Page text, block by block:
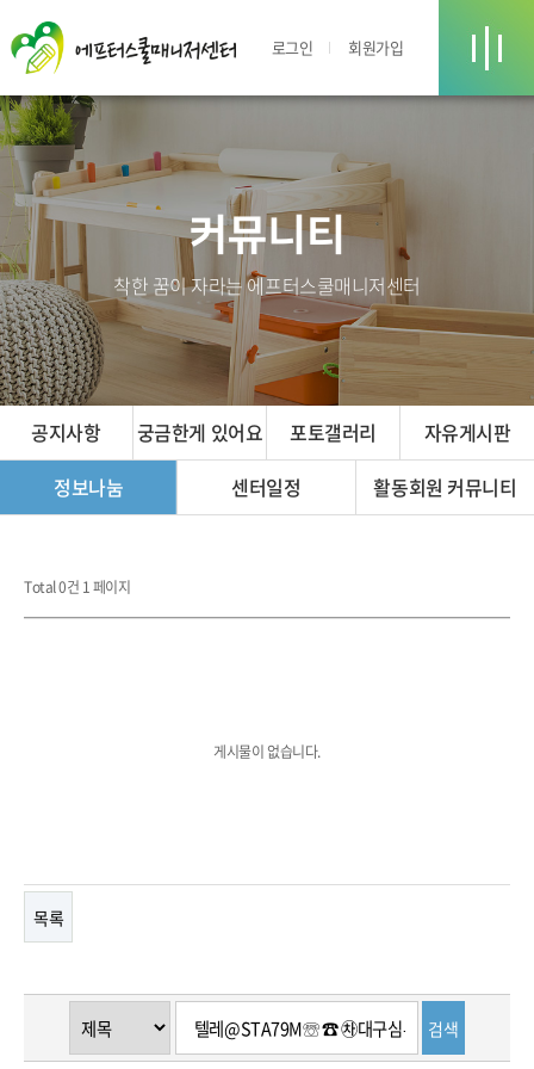
로그인 회원가입
커뮤니티
착한 꿈이 자라는 에프터스쿨매니저센터
공지사항 궁금한게 있어요 포토갤러리
자유게시판
정보나눔
센터일정 활동회원 커뮤니티
Total 0건 1 페이지
게시물이 없습니다.
목록